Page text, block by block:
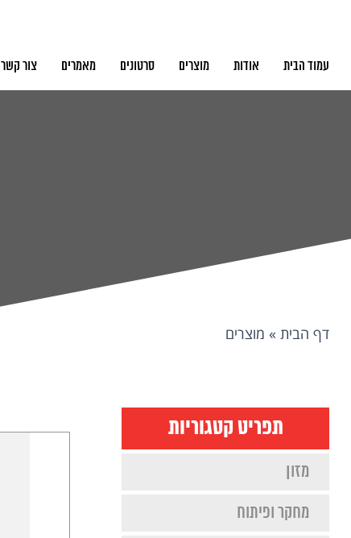
עמוד הבית אודות מוצרים סרטונים מאמרים צור קשר
דף הבית » מוצרים
תפריט קטגוריות
מזון
מחקר ופיתוח